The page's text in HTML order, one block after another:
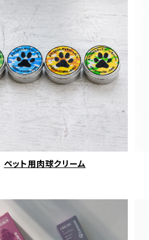
ペット用肉球クリーム